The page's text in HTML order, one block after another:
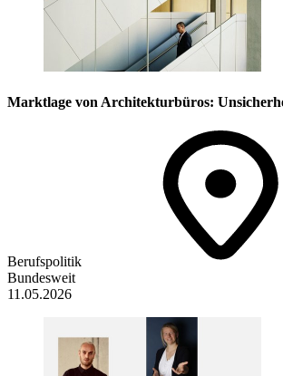
Marktlage von Architekturbüros:
Berufspolitik
Bundesweit
11.05.2026